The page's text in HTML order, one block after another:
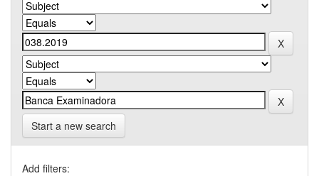
Start a new search
Add filters: